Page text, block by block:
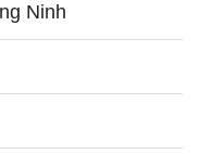
Ninh